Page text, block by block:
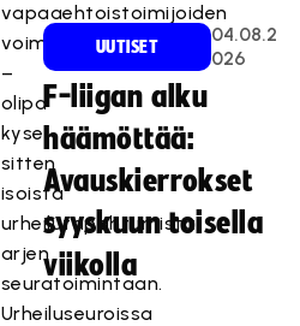
vapaaehtoistoimijoiden
voimin
–
olipa
kyse
sitten
isoista
urheilutapahtumista
arjen
seuratoimintaan.
Urheiluseuroissa
UUTISET
04.08.2
026
F-liigan alku
häämöttää:
Avauskierrokset
syyskuun toisella
viikolla